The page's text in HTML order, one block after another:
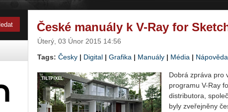
České manuály k V-Ray for
Úterý, 03 Únor 2015 14:56
Tags: Česky | Digital | Grafika | Manuály | Média | Nápověda
Dobrá zpráva pro
programu V-Ray
distributora,
byly zveřejněny